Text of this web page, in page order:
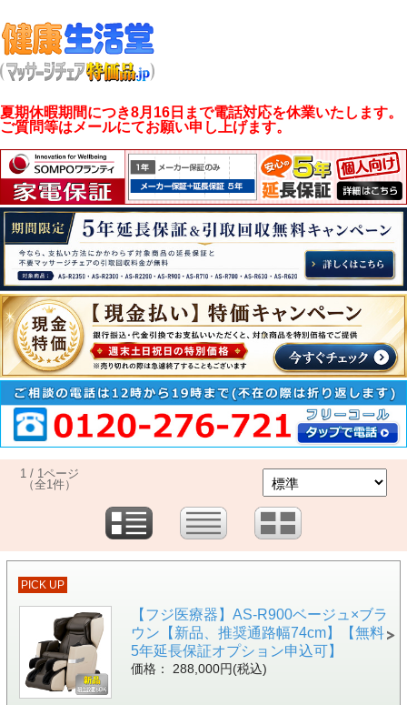
夏期休暇期間につき8月16日まで電話対応を休業いたします。
ご質問等はメールにてお願い申し上げます。
1 / 1ページ
（全1件）
PICK UP
【フジ医療器】AS-R900ベージュ×ブラ
ウン【新品、推奨通路幅74cm】【無料
5年延長保証オプション申込可】
価格： 288,000円(税込)